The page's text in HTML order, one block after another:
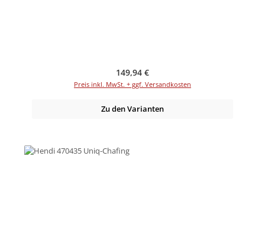
Regulärer Preis:
149,94 €
Preis inkl. MwSt. + ggf. Versandkosten
Zu den Varianten